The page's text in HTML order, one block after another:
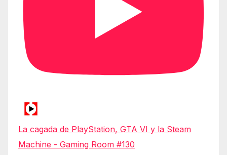
La cagada de PlayStation, GTA VI y la Steam
Machine - Gaming Room #130